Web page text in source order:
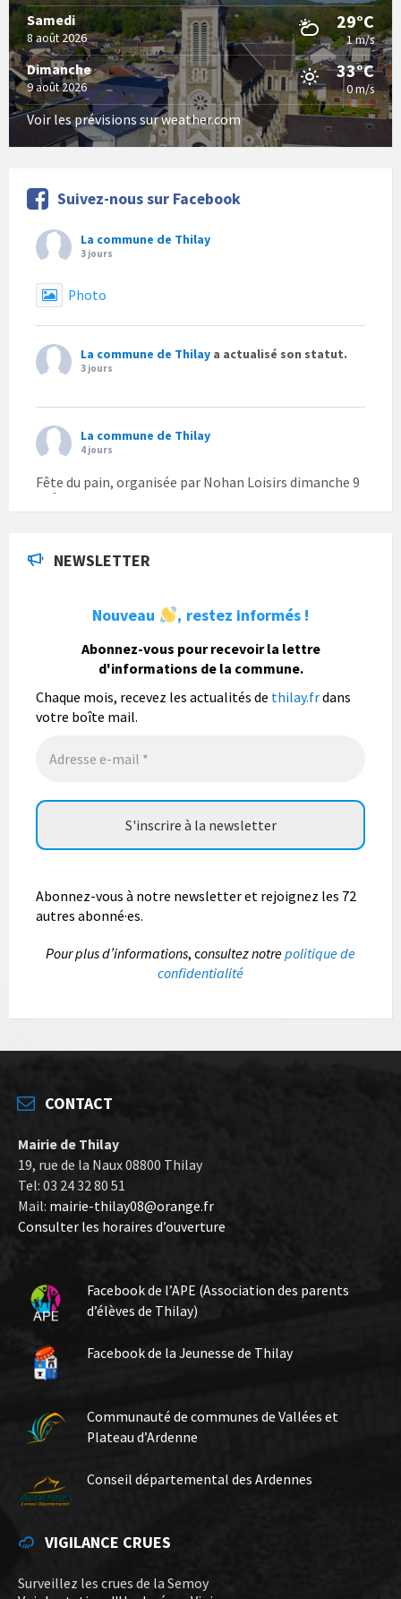
Samedi
8 août 2026
29°C
1 m/s
Dimanche
9 août 2026
33°C
0 m/s
Voir les prévisions sur weather.com
Suivez-nous sur Facebook
La commune de Thilay
3 jours
Photo
La commune de Thilay a actualisé son statut.
3 jours
La commune de Thilay
4 jours
Fête du pain, organisée par Nohan Loisirs dimanche 9
août.
population mais également les visiteurs à son
bulletin municipal annuel en organisant un concours
photo gratuit OUVERT À TOUS.
Vous pouvez envoyer vos photo...Lire la suite
NEWSLETTER
Nouveau , restez informés !
Abonnez-vous pour recevoir la lettre
d'informations de la commune.
Chaque mois, recevez les actualités de thilay.frdans
votre boîte mail.
Abonnez-vous à notre newsletter et rejoignez les 72
autres abonné·es.
Pour plus d’informations, consultez notrepolitique de
confidentialité
CONTACT
Mairie de Thilay
19, rue de la Naux 08800 Thilay
Tel: 03 24 32 80 51
Mail: mairie-thilay08@orange.fr
Consulter les horaires d’ouverture
Facebook de l’APE (Association des parents
d’élèves de Thilay)
Facebook de la Jeunesse de Thilay
Communauté de communes de Vallées et
Plateau d’Ardenne
Conseil départemental des Ardennes
VIGILANCE CRUES
Surveillez les crues de la Semoy